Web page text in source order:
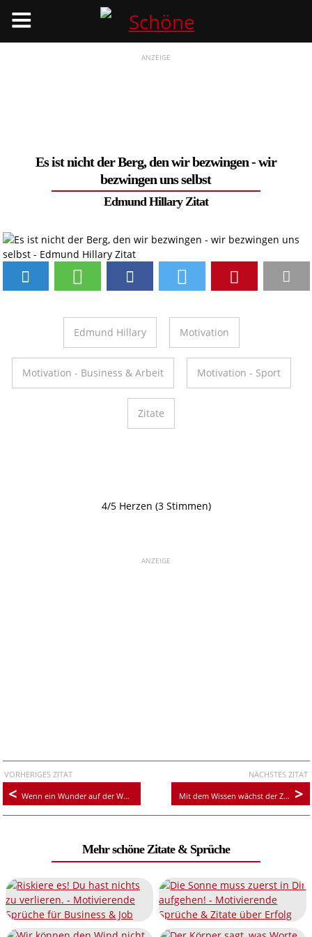
ANZEIGE
Es ist nicht der Berg, den wir bezwingen - wir
bezwingen uns selbst
Edmund Hillary Zitat
Edmund Hillary Motivation
Motivation - Business & Arbeit Motivation - Sport
Zitate
4/5 Herzen (3 Stimmen)
ANZEIGE
VORHERIGES ZITAT
Wenn ein Wunder auf der Welt geschieht, Geschieht's durch liebevolle, treue Herzen.
NÄCHSTES ZITAT
Mit dem Wissen wächst der Zweifel
Mehr schöne Zitate & Sprüche